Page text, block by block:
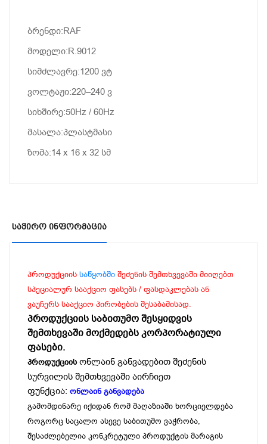
ბრენდი:RAF
მოდელი:R.9012
სიმძლავრე:1200 ვტ
ვოლტაჟი:220–240 ვ
სიხშირე:50Hz / 60Hz
მასალა:პლასტმასი
ზომა:14 x 16 x 32 სმ
Საჭირო Ინფორმაცია
პროდუქციის საწყობში შეძენის შემთხვევაში მიიღებთ
სპეციალურ სააქციო ფასებს / ფასდაკლებას ან
ვაუჩერს სააქციო პირობების შესაბამისად.
პროდუქციის საბითუმო შესყიდვის
შემთხევაში მოქმედებს კორპორატიული
ფასები.
პროდუქციის ონლაინ განვადებით შეძენის
სურვილის შემთხვევაში აირჩიეთ
ფუნქცია: ონლაინ განვადება
გამომდინარე იქიდან რომ მაღაზიაში ხორციელდება
როგორც საცალო ასევე საბითუმო ვაჭრობა,
შესაძლებელია კონკრეტული პროდუქტის მარაგის